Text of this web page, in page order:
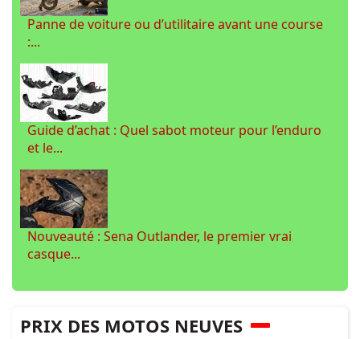
Panne de voiture ou d’utilitaire avant une course
:...
Guide d’achat : Quel sabot moteur pour l’enduro
et le...
Nouveauté : Sena Outlander, le premier vrai
casque...
PRIX DES MOTOS NEUVES